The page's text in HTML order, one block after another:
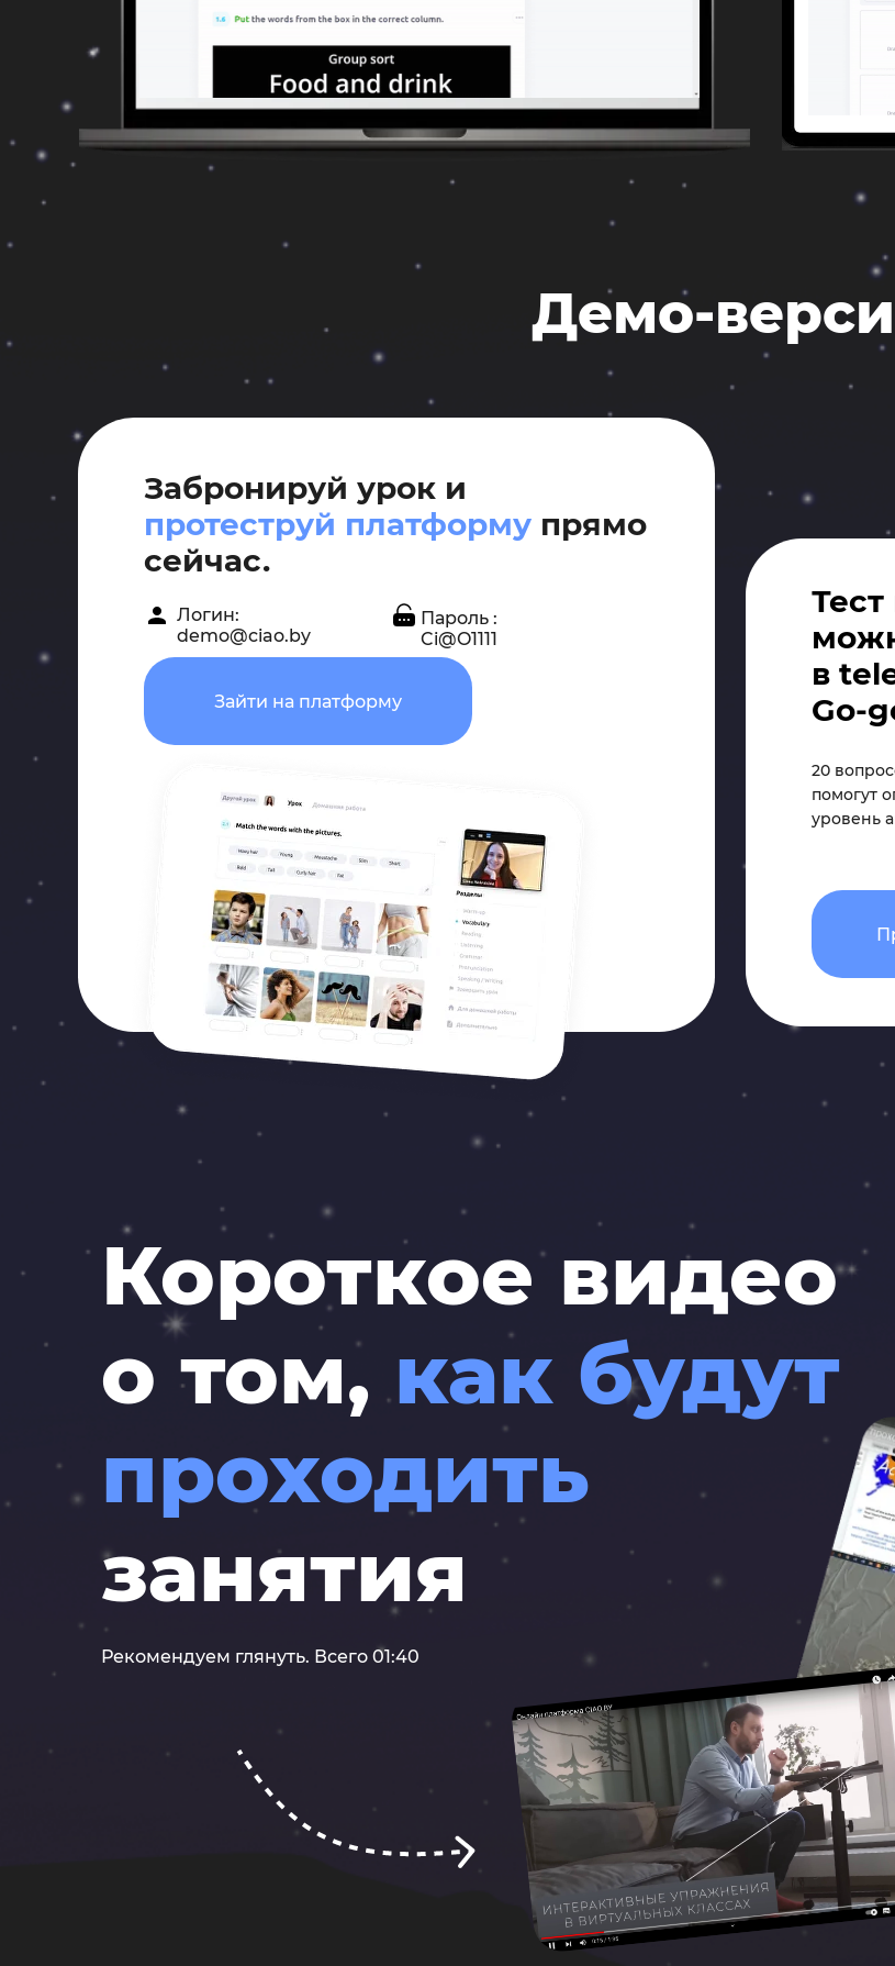
в
Go-
Забронируй урок и
протеструй платформу прямо
сейчас.
Зайти на платформу
Логин:
demo@ciao.by
Пароль :
Ci@O1111
20
помогут
уровень
Демо-
Короткое видео
о том,как будут
проходить
занятия
Рекомендуем глянуть. Всего 01:40